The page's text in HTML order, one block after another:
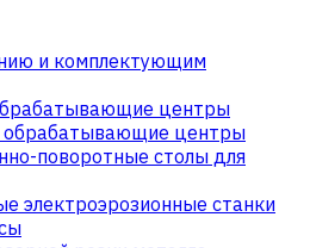
и комплектующим
центры
обрабатывающие центры
поворотные столы для
электроэрозионные станки